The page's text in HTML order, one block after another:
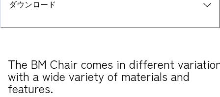
ダウンロード
The BM Chair comes in different
with a wide variety of materials and
features.